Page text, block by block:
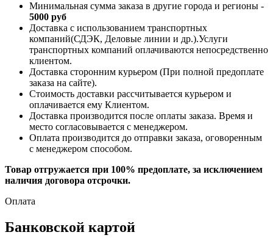
Минимальная сумма заказа в другие города и регионы -
5000 руб
Доставка с использованием транспортных
компаний(СДЭК, Деловые линии и др.).Услуги
транспортных компаний оплачиваются непосредственно
клиентом.
Доставка сторонним курьером (При полной предоплате
заказа на сайте).
Стоимость доставки рассчитывается курьером и
оплачивается ему Клиентом.
Доставка производится после оплаты заказа. Время и
место согласовывается с менеджером.
Оплата производится до отправки заказа, оговоренным
с менеджером способом.
Товар отгружается при 100% предоплате, за исключением
наличия договора отсрочки.
Оплата
Банковской картой